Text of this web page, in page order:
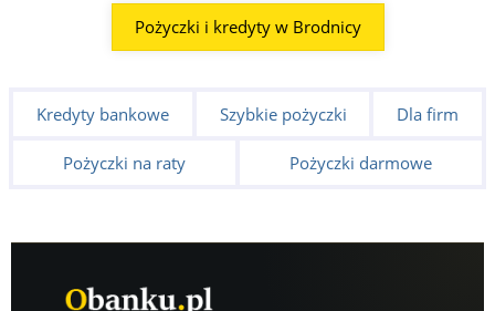
Pożyczki i kredyty w Brodnicy
Kredyty bankowe Szybkie pożyczki Dla firm
Pożyczki na raty Pożyczki darmowe